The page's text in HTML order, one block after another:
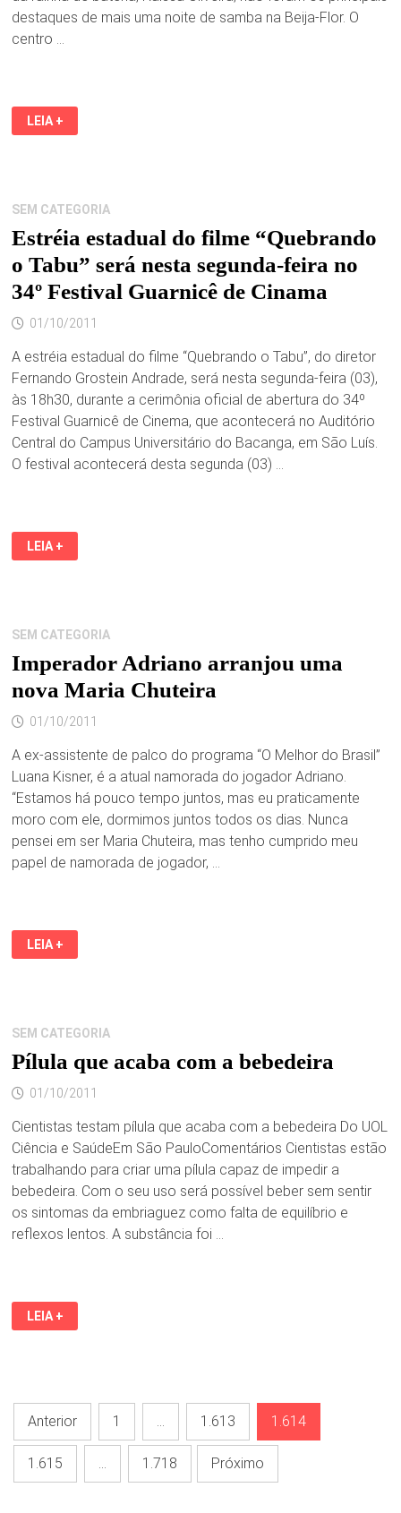
destaques de mais uma noite de samba na Beija-Flor. O
centro …
SAMBAS
DE
ELIMINATÓRIAS
DA
BEIJA-
FLOR
LEIA +
SEM CATEGORIA
Estréia estadual do filme “Quebrando
o Tabu” será nesta segunda-feira no
34º Festival Guarnicê de Cinama
01/10/2011
A estréia estadual do filme “Quebrando o Tabu”, do diretor
Fernando Grostein Andrade, será nesta segunda-feira (03),
às 18h30, durante a cerimônia oficial de abertura do 34º
Festival Guarnicê de Cinema, que acontecerá no Auditório
Central do Campus Universitário do Bacanga, em São Luís.
O festival acontecerá desta segunda (03) …
ESTRÉIA
ESTADUAL
SERÁ
NESTA
SEGUNDA-
FEIRA
NO
34º
GUARNICÊ
DE
LEIA +
SEM CATEGORIA
Imperador Adriano arranjou uma
nova Maria Chuteira
01/10/2011
A ex-assistente de palco do programa “O Melhor do Brasil”
Luana Kisner, é a atual namorada do jogador Adriano.
“Estamos há pouco tempo juntos, mas eu praticamente
moro com ele, dormimos juntos todos os dias. Nunca
pensei em ser Maria Chuteira, mas tenho cumprido meu
papel de namorada de jogador, …
IMPERADOR
ADRIANO
LEIA +
SEM CATEGORIA
Pílula que acaba com a bebedeira
01/10/2011
Cientistas testam pílula que acaba com a bebedeira Do UOL
Ciência e SaúdeEm São PauloComentários Cientistas estão
trabalhando para criar uma pílula capaz de impedir a
bebedeira. Com o seu uso será possível beber sem sentir
os sintomas da embriaguez como falta de equilíbrio e
reflexos lentos. A substância foi …
PÍLULA
QUE
LEIA +
Paginação
de
posts
Anterior 1 … 1.613 1.614
1.615 … 1.718 Próximo